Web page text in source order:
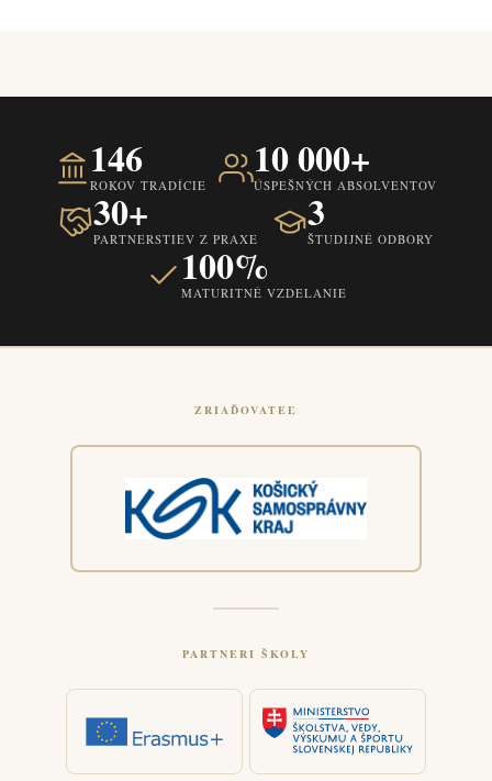
146
ROKOV TRADÍCIE
10 000+
ÚSPEŠNÝCH ABSOLVENTOV
30+
PARTNERSTIEV Z PRAXE
3
ŠTUDIJNÉ ODBORY
100%
MATURITNÉ VZDELANIE
ZRIAĎOVATEĽ
PARTNERI ŠKOLY